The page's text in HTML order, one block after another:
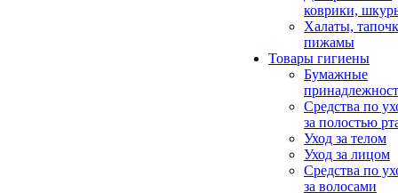
коврики,
Халаты,
пижамы
Товары гигиены
Бумажные
Средства по
за полостью
Уход за телом
Уход за лицом
Средства по
за волосами